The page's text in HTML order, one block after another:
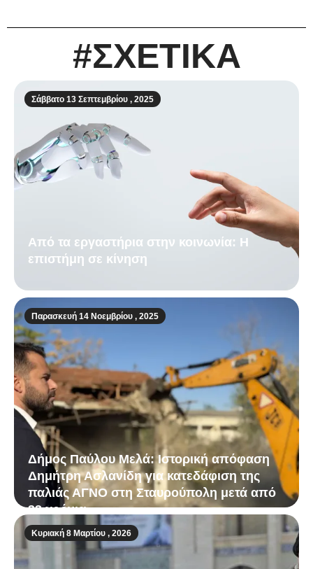
#ΣΧΕΤΙΚΑ
Σάββατο 13 Σεπτεμβρίου , 2025
Από τα εργαστήρια στην κοινωνία: Η
επιστήμη σε κίνηση
Παρασκευή 14 Νοεμβρίου , 2025
Δήμος Παύλου Μελά: Ιστορική απόφαση
Δημήτρη Ασλανίδη για κατεδάφιση της
παλιάς ΑΓΝΟ στη Σταυρούπολη μετά από
33 χρόνια
Κυριακή 8 Μαρτίου , 2026